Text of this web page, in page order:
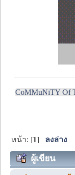
CoMMuNiTY Of
หน้า: [1] ลงล่าง
ผู้เขียน